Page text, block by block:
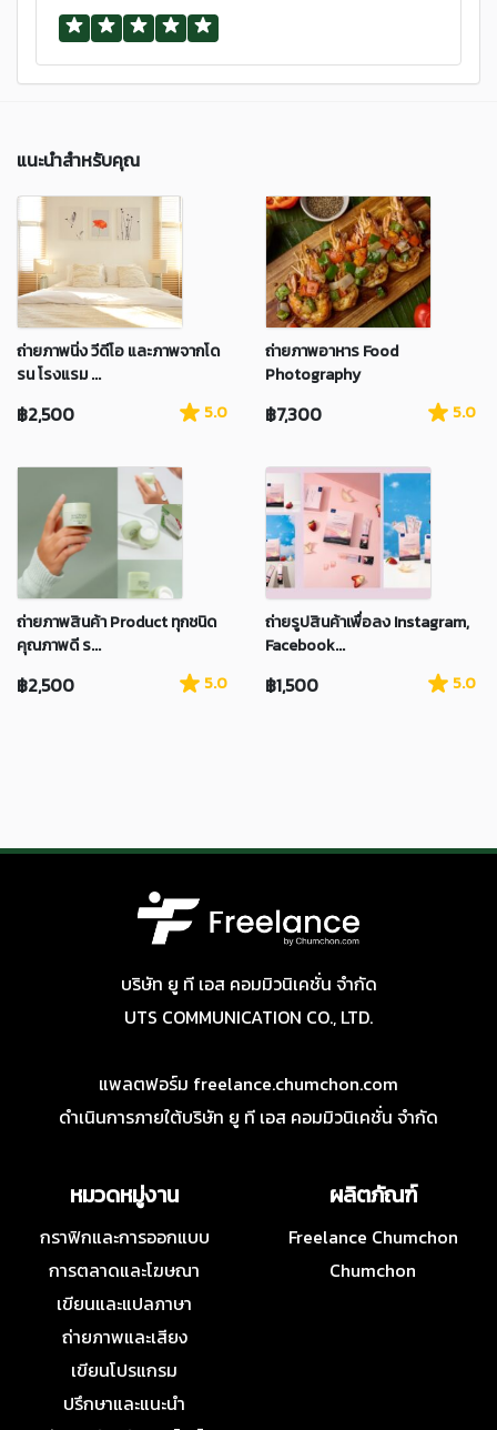
แนะนำสำหรับคุณ
ถ่ายภาพนิ่ง วีดีโอ และภาพจากโด
รน โรงแรม ...
฿2,500 5.0
ถ่ายภาพอาหาร Food
Photography
฿7,300 5.0
ถ่ายภาพสินค้า Product ทุกชนิด
คุณภาพดี ร...
฿2,500 5.0
ถ่ายรูปสินค้าเพื่อลง Instagram,
Facebook...
฿1,500 5.0
บริษัท ยู ที เอส คอมมิวนิเคชั่น จำกัด
UTS COMMUNICATION CO., LTD.
แพลตฟอร์ม freelance.chumchon.com
ดำเนินการภายใต้บริษัท ยู ที เอส คอมมิวนิเคชั่น จำกัด
หมวดหมู่งาน
กราฟิกและการออกแบบ
การตลาดและโฆษณา
เขียนและแปลภาษา
ถ่ายภาพและเสียง
เขียนโปรแกรม
ปรึกษาและแนะนำ
ผลิตภัณฑ์
Freelance Chumchon
Chumchon